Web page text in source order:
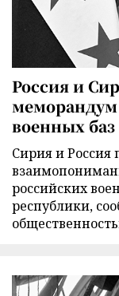
Россия и
меморандум
военных баз
Сирия и
российских
республики,